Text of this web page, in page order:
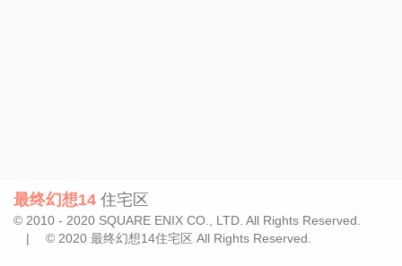
最终幻想14 住宅区
© 2010 - 2020 SQUARE ENIX CO., LTD. All Rights Reserved.
| © 2020 最终幻想14住宅区 All Rights Reserved.